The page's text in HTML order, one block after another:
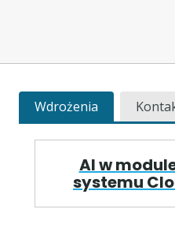
Wdrożenia
AI w
systemu